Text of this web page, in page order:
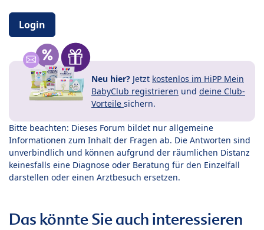
Login
Neu hier? Jetzt kostenlos im HiPP Mein
BabyClub registrieren und deine Club-
Vorteile sichern.
Bitte beachten: Dieses Forum bildet nur allgemeine
Informationen zum Inhalt der Fragen ab. Die Antworten sind
unverbindlich und können aufgrund der räumlichen Distanz
keinesfalls eine Diagnose oder Beratung für den Einzelfall
darstellen oder einen Arztbesuch ersetzen.
Das könnte Sie auch interessieren